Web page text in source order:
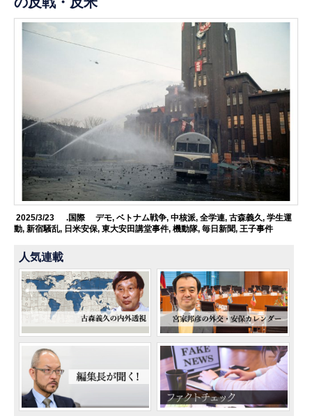
2025/3/23 .国際 デモ, ベトナム戦争, 中核派, 全学連, 古森義久, 学生運
動,新宿騒乱, 日米安保,東大安田講堂事件,機動隊,毎日新聞,王子事件
人気連載